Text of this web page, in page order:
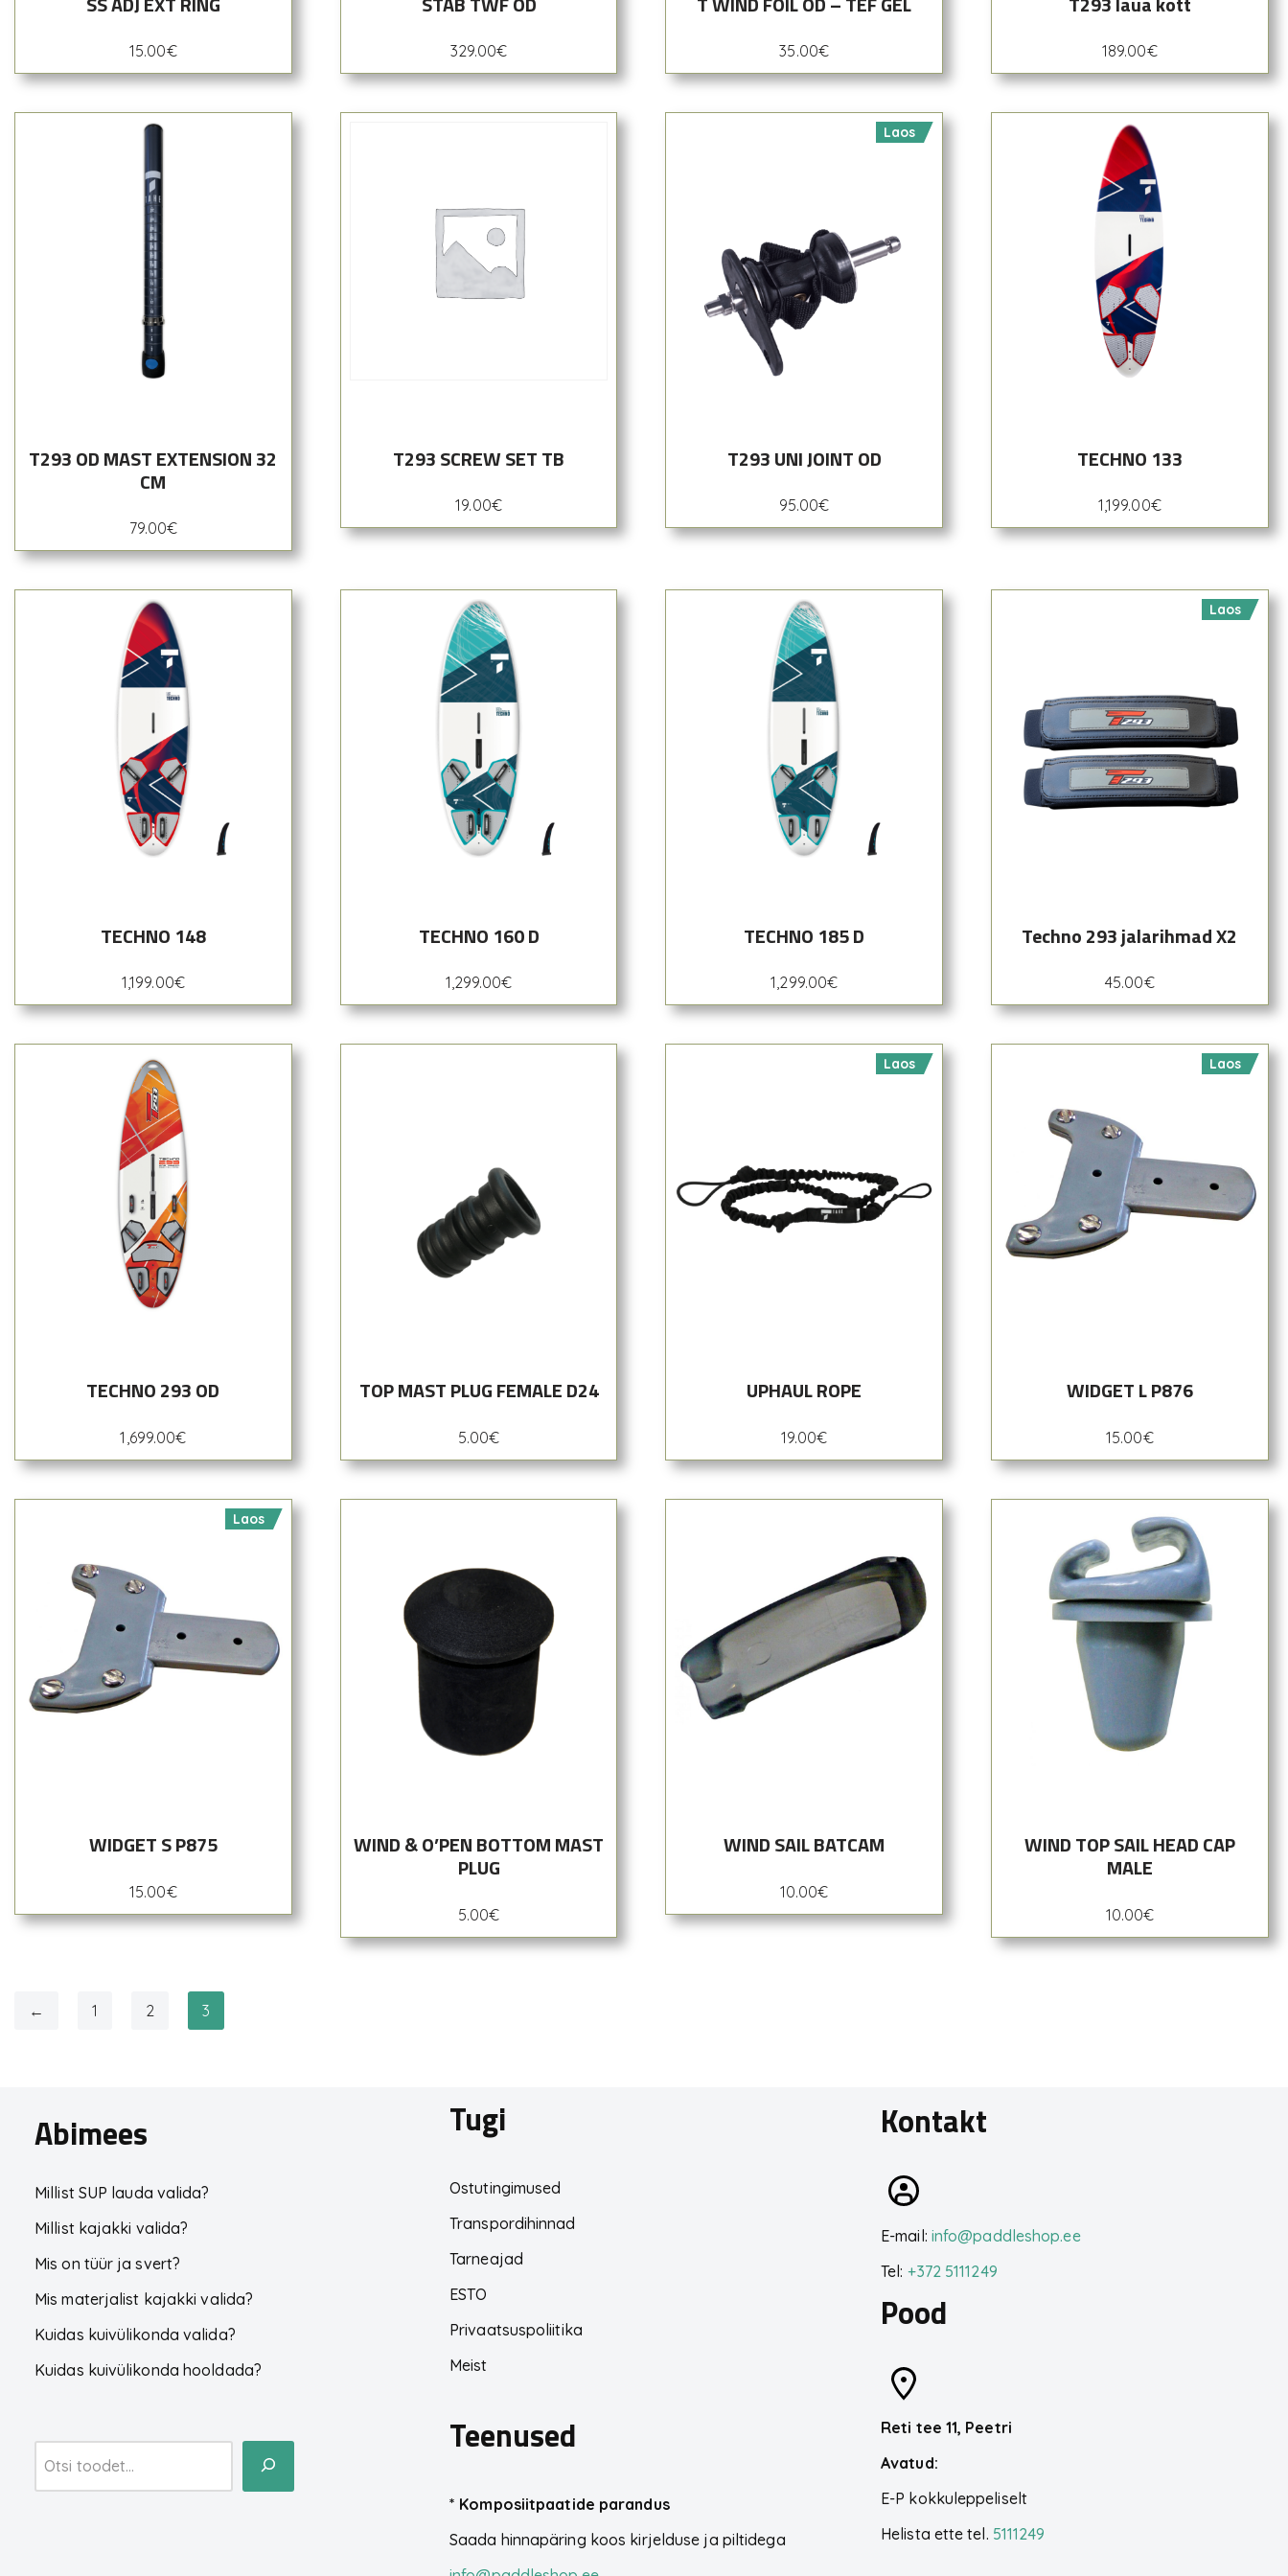
15.00€ 329.00€ 35.00€ 189.00€
T293 OD MAST EXTENSION 32
CM
79.00€
T293 SCREW SET TB
19.00€
Laos
T293 UNI JOINT OD
95.00€
TECHNO 133
1,199.00€
TECHNO 148
1,199.00€
TECHNO 160 D
1,299.00€
TECHNO 185 D
1,299.00€
Laos
Techno 293 jalarihmad X2
45.00€
TECHNO 293 OD
1,699.00€
TOP MAST PLUG FEMALE D24
5.00€
Laos
UPHAUL ROPE
19.00€
Laos
WIDGET L P876
15.00€
Laos
WIDGET S P875
15.00€
WIND & O’PEN BOTTOM MAST
PLUG
5.00€
WIND SAIL BATCAM
10.00€
WIND TOP SAIL HEAD CAP
MALE
10.00€
← 1 2 3
Abimees
Millist SUP lauda valida?
Millist kajakki valida?
Mis on tüür ja svert?
Mis materjalist kajakki valida?
Kuidas kuivülikonda valida?
Kuidas kuivülikonda hooldada?
Tugi
Ostutingimused
Transpordihinnad
Tarneajad
ESTO
Privaatsuspoliitika
Meist
Teenused
* Komposiitpaatide parandus
Saada hinnapäring koos kirjelduse ja piltidega
Kontakt
E-mail: info@paddleshop.ee
Tel: +372 5111249
Pood
Reti tee 11, Peetri
Avatud:
E-P kokkuleppeliselt
Helista ette tel. 5111249